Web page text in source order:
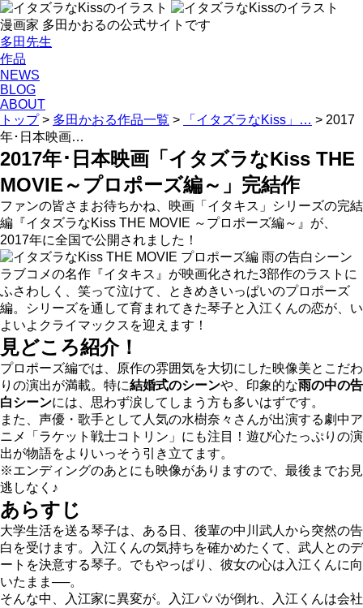
漫画家 多田かおるの公式サイトです
多田先生
作品
NEWS
BLOG
ABOUT
トップ> 多田かおる作品一覧 > 「イタズラなKiss」… > 2017
年･日本映画…
2017年･日本映画「イタズラなKiss THE
MOVIE～プロポーズ編～」完結作
ファンの皆さまお待ちかね、映画「イタキス」シリーズの完結
編『イタズラなKiss THE MOVIE ～プロポーズ編～』が、
2017年に全国で公開されました！
ラブコメの名作『イタキス』が映画化された3部作のラストに
ふさわしく、笑って泣けて、ときめきいっぱいのプロポーズ
編。シリーズを通して育まれてきた琴子と入江くんの恋が、い
よいよクライマックスを迎えます！
見どころ紹介！
プロポーズ編では、原作の雰囲気を大切にした映像美とこだわ
りの演出が満載。特に結婚式のシーンや、印象的な雨の中の告
白シーンには、思わず涙してしまう方も多いはずです。
また、声優・歌手として人気の水樹奈々さんが出演する劇中ア
ニメ「ラケット戦士コトリン」にも注目！遊び心たっぷりの演
出が物語をよりいっそう引き立てます。
※エンディングのあとにも映像がありますので、最後までお見
逃しなく♪
あらすじ
大学生活を送る琴子は、ある日、後輩の中川武人から突然の告
白を受けます。入江くんの気持ちを確かめたくて、武人とのデ
ートを決意する琴子。でもやっぱり、彼女の心は入江くんに向
いたまま──。
そんな中、入江家に異変が。入江パパが倒れ、入江くんは会社